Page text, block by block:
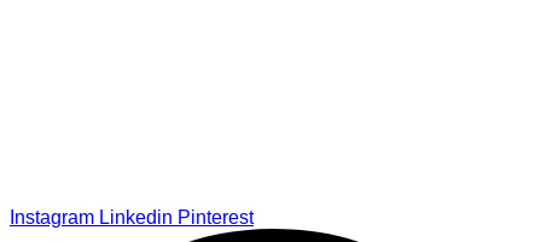
Instagram Linkedin Pinterest